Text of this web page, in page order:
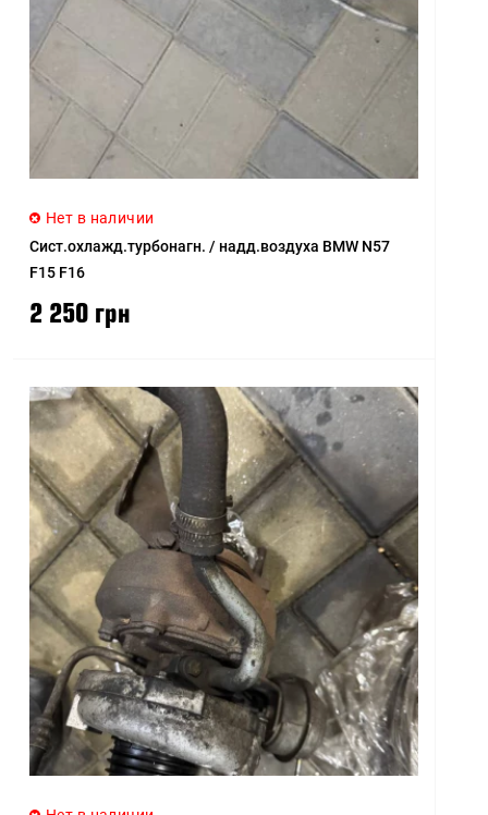
Нет в наличии
Сист.охлажд.турбонагн. / надд.воздуха BMW N57
F15 F16
2 250 грн